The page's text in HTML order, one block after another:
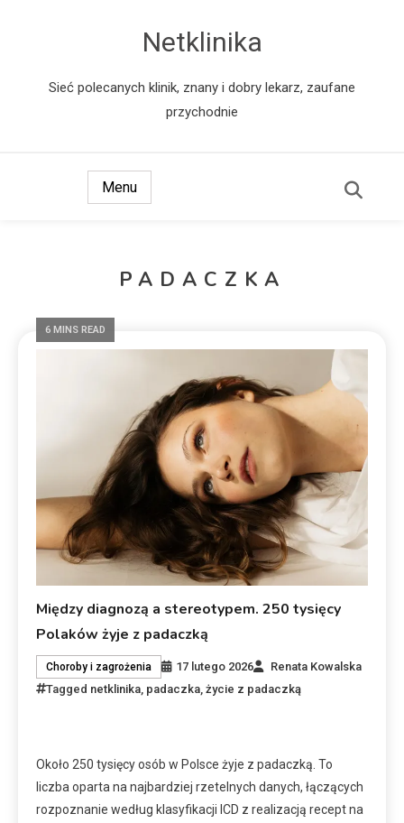
Netklinika
Sieć polecanych klinik, znany i dobry lekarz, zaufane
przychodnie
Menu
PADACZKA
6 MINS READ
Między diagnozą a stereotypem. 250 tysięcy
Polaków żyje z padaczką
Choroby i zagrożenia 17 lutego 2026
Renata Kowalska
Tagged netklinika padaczka ,życie z padaczką
Około 250 tysięcy osób w Polsce żyje z padaczką. To
liczba oparta na najbardziej rzetelnych danych, łączących
rozpoznanie według klasyfikacji ICD z realizacją recept na